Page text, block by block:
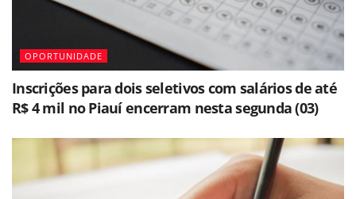
OPORTUNIDADE
Inscrições para dois seletivos com salários de até
R$ 4 mil no Piauí encerram nesta segunda (03)